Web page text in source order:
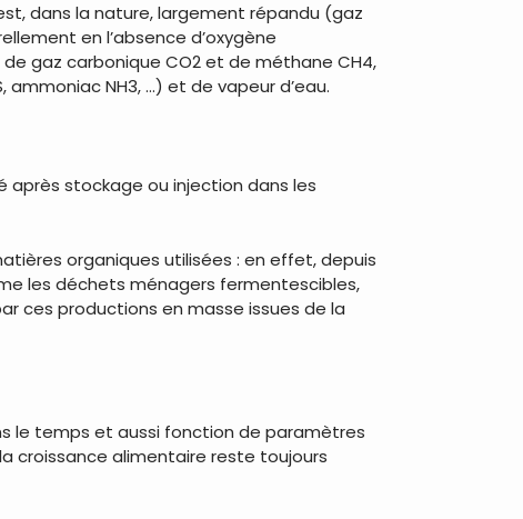
dans la nature, largement répandu (gaz
en l’absence d’oxygène
gaz carbonique CO2 et de méthane CH4,
NH3, …) et de vapeur d’eau.
stockage ou injection dans les
organiques utilisées : en effet, depuis
les déchets ménagers fermentescibles,
ces productions en masse issues de la
le temps et aussi fonction de paramètres
croissance alimentaire reste toujours